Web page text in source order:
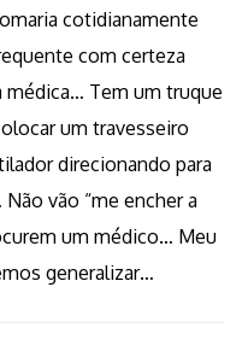
cotidianamente
com certeza
médica… Tem um truque
um travesseiro
direcionando para
vão “me encher a
um médico… Meu
generalizar…